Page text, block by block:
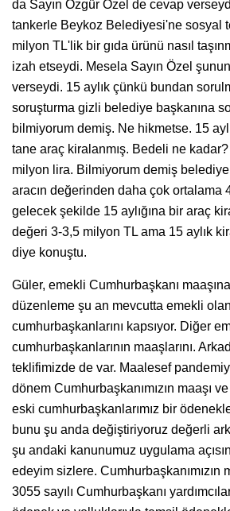
da Sayın Özgür Özel de cevap
tankerle Beykoz Belediyesi'ne sosyal
milyon TL'lik bir gıda ürünü nasıl
izah etseydi. Mesela Sayın Özel şunun
verseydi. 15 aylık çünkü bundan
soruşturma gizli belediye başkanına
bilmiyorum demiş. Ne hikmetse. 15
tane araç kiralanmış. Bedeli ne
milyon lira. Bilmiyorum demiş belediye
aracın değerinden daha çok ortalama
gelecek şekilde 15 aylığına bir araç
değeri 3-3,5 milyon TL ama 15 aylık
diye konuştu.
Güler, emekli Cumhurbaşkanı
düzenleme şu an mevcutta emekli olan
cumhurbaşkanlarını kapsıyor. Diğer
cumhurbaşkanlarının maaşlarını.
teklifimizde de var. Maalesef
dönem Cumhurbaşkanımızın maaşı
eski cumhurbaşkanlarımız bir
bunu şu anda değiştiriyoruz değerli
şu andaki kanunumuz uygulama
edeyim sizlere. Cumhurbaşkanımızın
3055 sayılı Cumhurbaşkanı